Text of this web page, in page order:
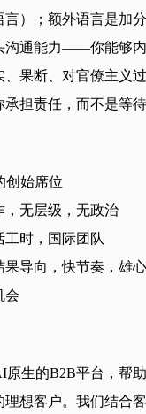
）；额外语言是加
沟通能力——你能够
果断、对官僚主义
担责任，而不是等
创始席位
，无层级，无政治
时，国际团队
导向，快节奏，雄
会
原生的B2B平台，帮
理想客户。我们结合